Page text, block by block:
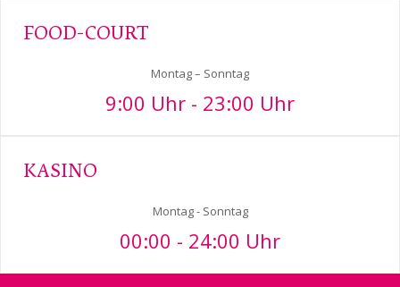
FOOD-COURT
Montag – Sonntag
9:00 Uhr - 23:00 Uhr
KASINO
Montag - Sonntag
00:00 - 24:00 Uhr